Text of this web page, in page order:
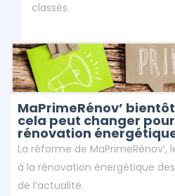
classés.
MaPrimeRénov’
cela peut changer
rénovation
La réforme de MaPrimeRénov’,
à la rénovation énergétique
de l’actualité.